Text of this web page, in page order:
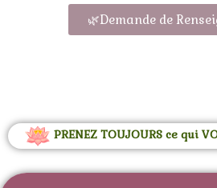
🌿Demande de
PRENEZ TOUJOURS ce qui